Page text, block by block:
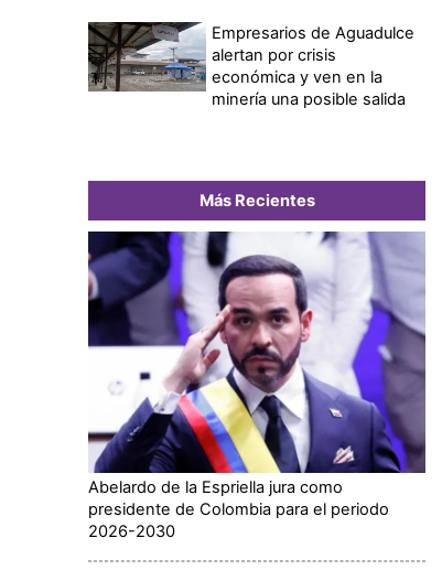
Empresarios de Aguadulce
alertan por crisis
económica y ven en la
minería una posible salida
Más Recientes
Abelardo de la Espriella jura como
presidente de Colombia para el periodo
2026-2030